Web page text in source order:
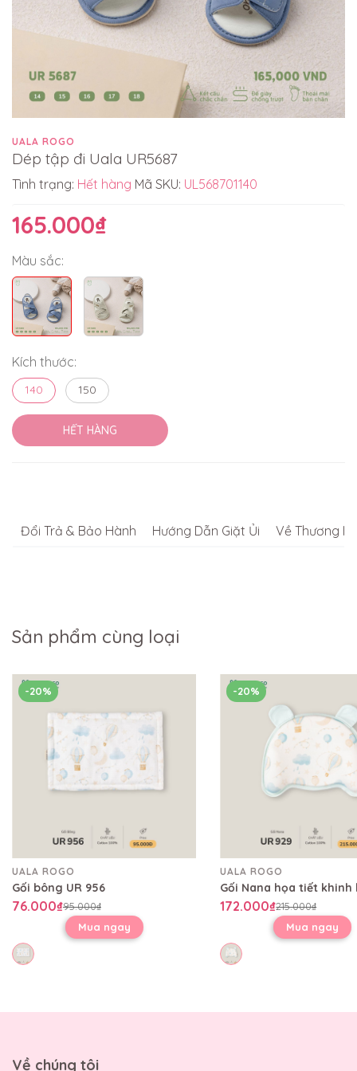
UALA ROGO
Dép tập đi Uala UR5687
Tình trạng: Hết hàng Mã SKU: UL568701140
165.000₫
Màu sắc:
Kích thước:
140 150
HẾT HÀNG
Đổi Trả & Bảo Hành Hướng Dẫn Giặt Ủi Về Thương
Sản phẩm cùng loại
-20%
UALA ROGO
Gối bông UR 956
76.000₫95.000₫
Mua ngay
-20%
UALA ROGO
172.000₫215.000₫
Mua ngay
Về chúng tôi